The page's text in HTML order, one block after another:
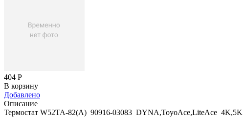
404 Р
В корзину
Добавлено
Описание
Термостат W52TA-82(A) 90916-03083 DYNA,ToyoAce,LiteAce